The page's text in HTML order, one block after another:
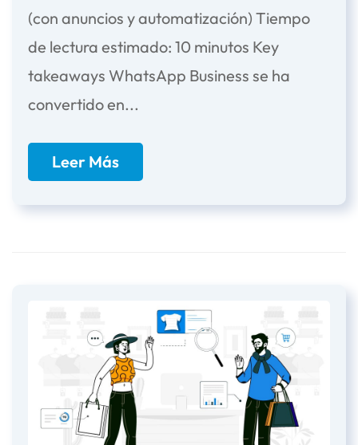
(con anuncios y automatización) Tiempo
de lectura estimado: 10 minutos Key
takeaways WhatsApp Business se ha
convertido en...
Leer Más